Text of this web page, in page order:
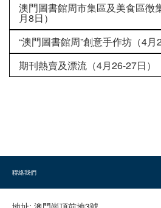
澳門圖書館周市集區及美食區徵
月8日）
“澳門圖書館周”創意手作坊（4月
期刊熱賣及漂流（4月26-27日）
聯絡我們